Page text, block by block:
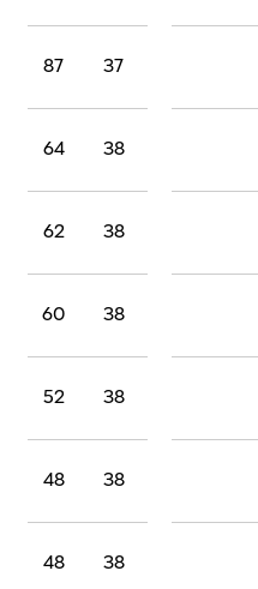
37
87
38
64
38
62
38
60
38
52
38
48
38
48